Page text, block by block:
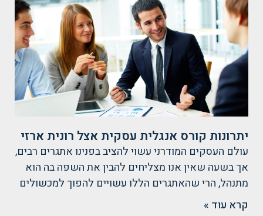
יתרונות קורס אנגלית עסקית אצל רונית ארזי
עולם העסקים המודרני עשוי להציב בפנינו אתגרים רבים,
אך בשעה שאין אנו מצליחים להבין את השפה בה הוא
מתנהל, הרי שהאתגרים הללו עשויים להפוך למכשולים
קרא עוד »